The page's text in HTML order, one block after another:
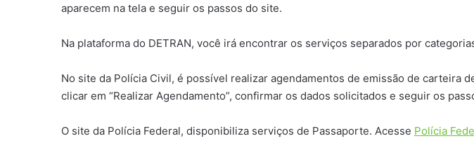
aparecem na tela e seguir os passos do site.
Na plataforma do DETRAN, você irá encontrar os serviços separados por
No site da Polícia Civil, é possível realizar agendamentos de emissão de carteira
clicar em “Realizar Agendamento”, confirmar os dados solicitados e seguir os
O site da Polícia Federal, disponibiliza serviços de Passaporte. Acesse Polícia